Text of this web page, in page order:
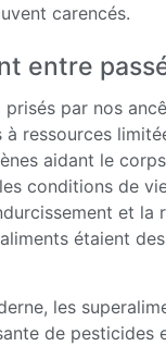
carencés.
entre
par nos
ressources
aidant le
conditions de
et
étaient
les
de